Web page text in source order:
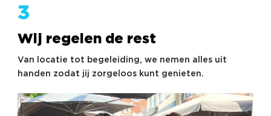
3
Wij regelen de rest
Van locatie tot begeleiding, we nemen alles uit
handen zodat jij zorgeloos kunt genieten.